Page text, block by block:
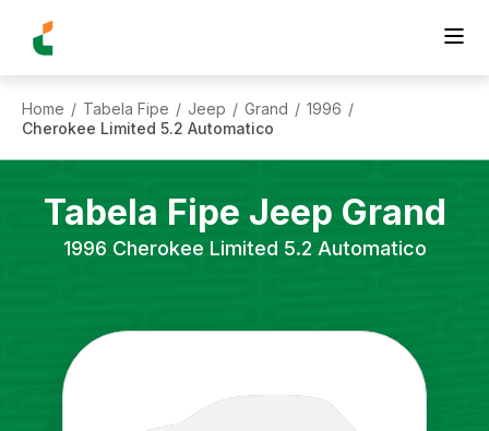
Home / Tabela Fipe / Jeep / Grand / 1996 /
Cherokee Limited 5.2 Automatico
Tabela Fipe Jeep Grand
1996 Cherokee Limited 5.2 Automatico